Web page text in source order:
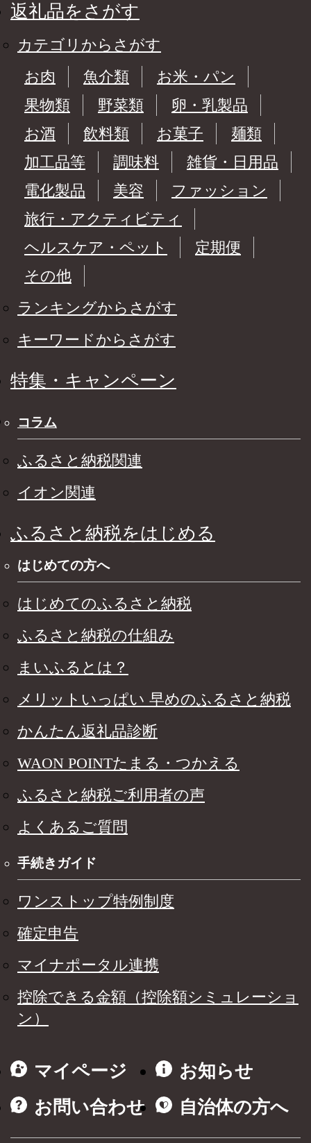
返礼品をさがす
カテゴリからさがす
お肉
魚介類
お米・パン
果物類
野菜類
卵・乳製品
お酒
飲料類 お菓子
麺類
加工品等
調味料
雑貨・日用品
電化製品
美容
ファッション
旅行・アクティビティ
ヘルスケア・ペット
定期便
その他
ランキングからさがす
キーワードからさがす
特集・キャンペーン
コラム
ふるさと納税関連
イオン関連
ふるさと納税をはじめる
はじめての方へ
はじめてのふるさと納税
ふるさと納税の仕組み
まいふるとは？
メリットいっぱい 早めのふるさと納税
かんたん返礼品診断
WAON POINTたまる・つかえる
ふるさと納税ご利用者の声
よくあるご質問
手続きガイド
ワンストップ特例制度
確定申告
マイナポータル連携
控除できる金額（控除額シミュレーショ
ン）
マイページ
お知らせ
お問い合わせ
自治体の方へ